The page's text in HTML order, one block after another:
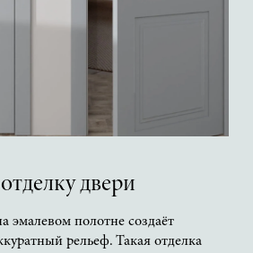
двери
эмалевом полотне создаёт
рельеф. Такая отделка